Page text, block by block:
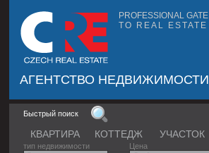
PROFESSIONAL GATE
TO REAL ESTATE
АГЕНТСТВО НЕДВИЖИМОСТИ
Быстрый поиск
КВАРТИРА КОТТЕДЖ УЧАСТОК
тип недвижимости Цена